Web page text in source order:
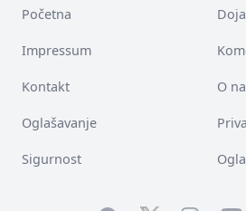
Početna
Impressum
Kontakt O
Oglašavanje
Sigurnost